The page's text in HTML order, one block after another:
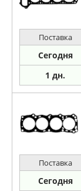
Cube
Expert
Interstar
Kubistar
Latio
Laurel
Livina
Maxima
Micra
Поставка
Сегодня
1 дн.
Поставка
Сегодня